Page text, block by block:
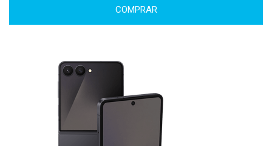
COMPRAR